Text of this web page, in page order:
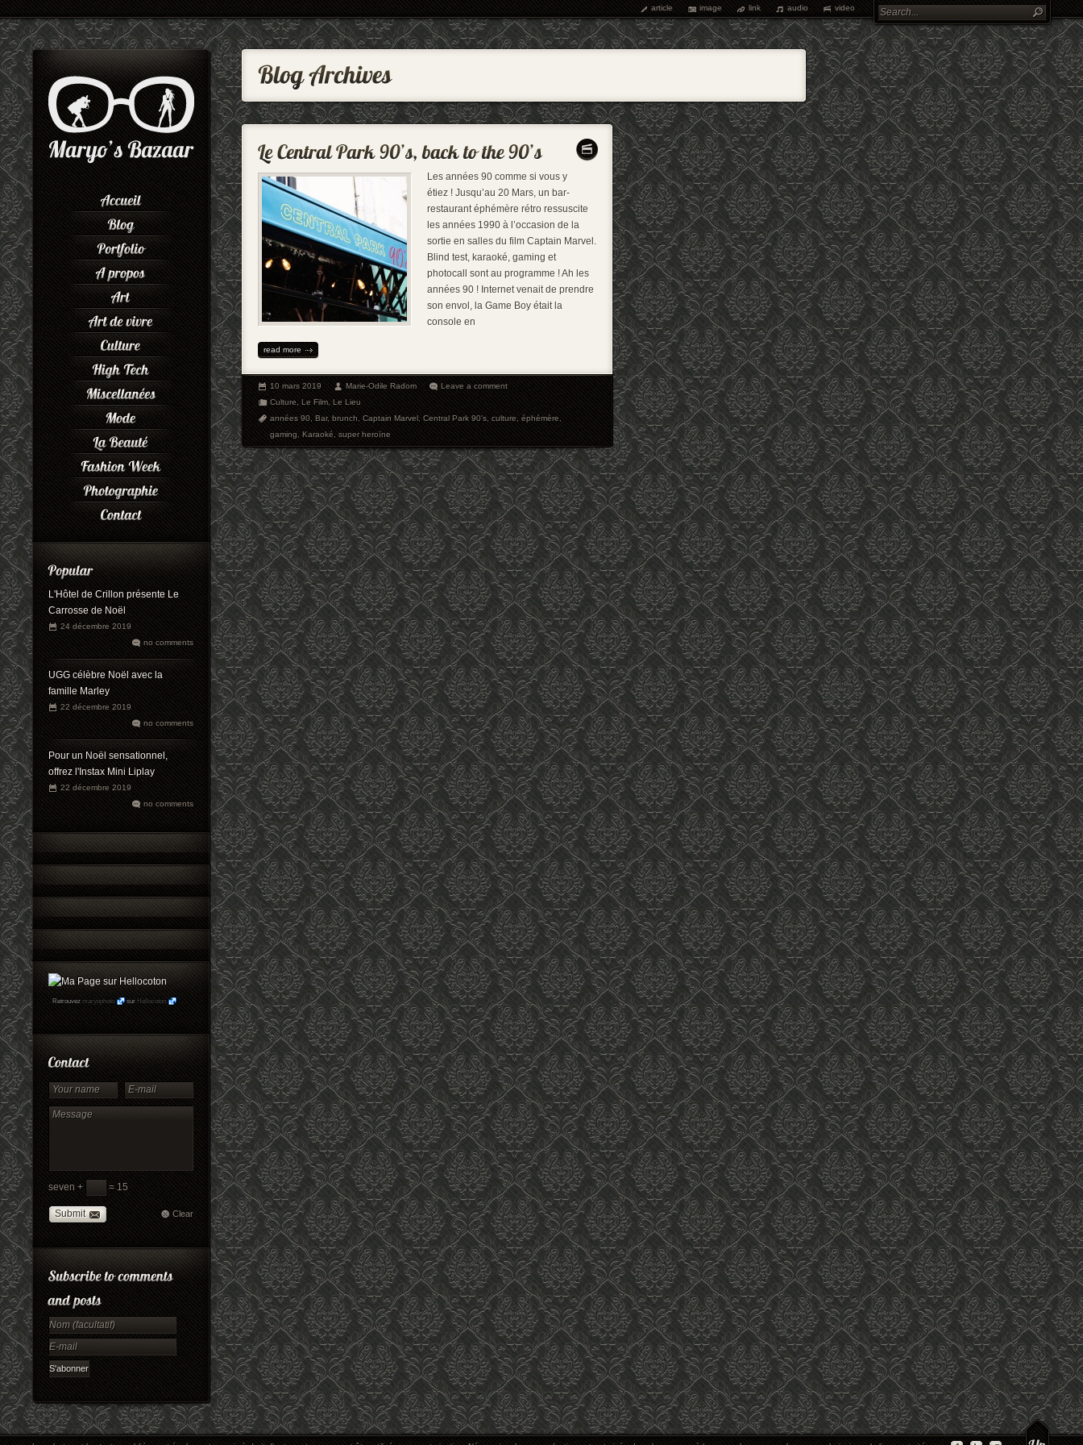
article image link audio video
L'Hôtel de Crillon présente Le
Carrosse de Noël
24 décembre 2019
no comments
UGG célèbre Noël avec la
famille Marley
22 décembre 2019
no comments
Pour un Noël sensationnel,
offrez l'Instax Mini Liplay
22 décembre 2019
no comments
Retrouvez maryophoto sur Hellocoton
seven + = 15
Submit Clear
Les années 90 comme si vous y
étiez ! Jusqu’au 20 Mars, un bar-
restaurant éphémère rétro ressuscite
les années 1990 à l’occasion de la
sortie en salles du film Captain Marvel.
Blind test, karaoké, gaming et
photocall sont au programme ! Ah les
années 90 ! Internet venait de prendre
son envol, la Game Boy était la
console en
read more
10 mars 2019 Marie-Odile Radom
Leave a comment
Culture,Le Film,Le Lieu
années 90,Bar,brunch,Captain Marvel,Central Park 90's,culture,éphémère,
gaming,Karaoké,super heroïne